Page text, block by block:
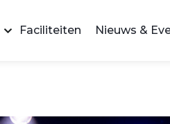
Faciliteiten Nieuws &